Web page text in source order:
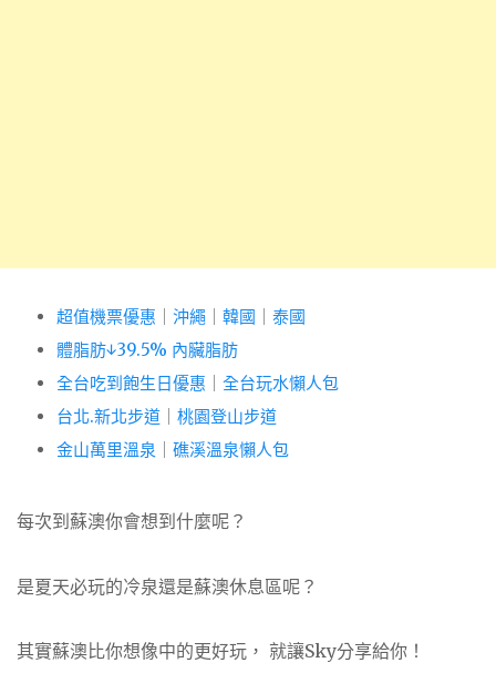
超值機票優惠 沖繩 韓國
泰國
體脂肪↓39.5% 內臟脂肪
全台吃到飽生日優惠
全台玩水懶人包
台北.新北步道
桃園登山步道
金山萬里溫泉
礁溪溫泉懶人包
每次到蘇澳你會想到什麼呢？
是夏天必玩的冷泉還是蘇澳休息區呢？
其實蘇澳比你想像中的更好玩， 就讓Sky分享給你！